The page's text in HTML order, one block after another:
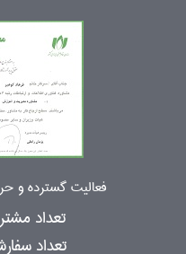
فعالیت گسترده و
تعداد
تعداد